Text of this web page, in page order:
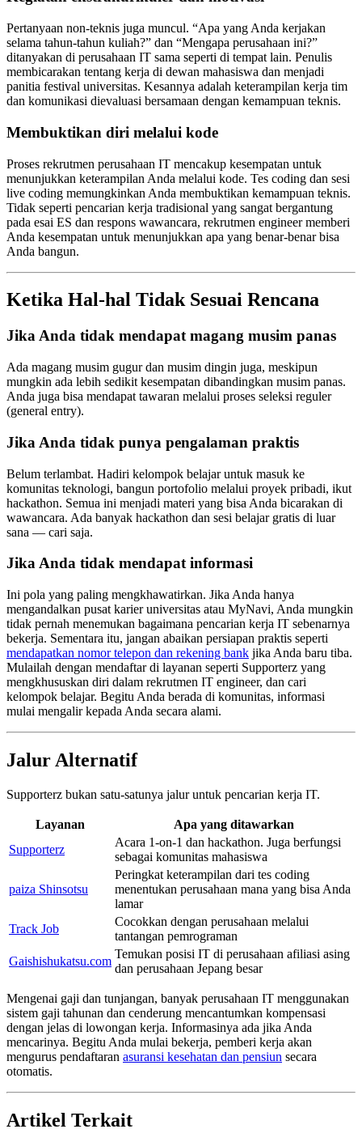
Pertanyaan non-teknis juga muncul. “Apa yang Anda kerjakan
selama tahun-tahun kuliah?” dan “Mengapa perusahaan ini?”
ditanyakan di perusahaan IT sama seperti di tempat lain. Penulis
membicarakan tentang kerja di dewan mahasiswa dan menjadi
panitia festival universitas. Kesannya adalah keterampilan kerja tim
dan komunikasi dievaluasi bersamaan dengan kemampuan teknis.
Membuktikan diri melalui kode
Proses rekrutmen perusahaan IT mencakup kesempatan untuk
menunjukkan keterampilan Anda melalui kode. Tes coding dan sesi
live coding memungkinkan Anda membuktikan kemampuan teknis.
Tidak seperti pencarian kerja tradisional yang sangat bergantung
pada esai ES dan respons wawancara, rekrutmen engineer memberi
Anda kesempatan untuk menunjukkan apa yang benar-benar bisa
Anda bangun.
Ketika Hal-hal Tidak Sesuai Rencana
Jika Anda tidak mendapat magang musim panas
Ada magang musim gugur dan musim dingin juga, meskipun
mungkin ada lebih sedikit kesempatan dibandingkan musim panas.
Anda juga bisa mendapat tawaran melalui proses seleksi reguler
(general entry).
Jika Anda tidak punya pengalaman praktis
Belum terlambat. Hadiri kelompok belajar untuk masuk ke
komunitas teknologi, bangun portofolio melalui proyek pribadi, ikut
hackathon. Semua ini menjadi materi yang bisa Anda bicarakan di
wawancara. Ada banyak hackathon dan sesi belajar gratis di luar
sana — cari saja.
Jika Anda tidak mendapat informasi
Ini pola yang paling mengkhawatirkan. Jika Anda hanya
mengandalkan pusat karier universitas atau MyNavi, Anda mungkin
tidak pernah menemukan bagaimana pencarian kerja IT sebenarnya
bekerja. Sementara itu, jangan abaikan persiapan praktis seperti
mendapatkan nomor telepon dan rekening bank jika Anda baru tiba.
Mulailah dengan mendaftar di layanan seperti Supporterz yang
mengkhususkan diri dalam rekrutmen IT engineer, dan cari
kelompok belajar. Begitu Anda berada di komunitas, informasi
mulai mengalir kepada Anda secara alami.
Jalur Alternatif
Supporterz bukan satu-satunya jalur untuk pencarian kerja IT.
Layanan
Apa yang ditawarkan
Supporterz
Acara 1-on-1 dan hackathon. Juga berfungsi
sebagai komunitas mahasiswa
paiza Shinsotsu
Peringkat keterampilan dari tes coding
menentukan perusahaan mana yang bisa Anda
lamar
Track Job
Cocokkan dengan perusahaan melalui
tantangan pemrograman
Gaishishukatsu.com
Temukan posisi IT di perusahaan afiliasi asing
dan perusahaan Jepang besar
Mengenai gaji dan tunjangan, banyak perusahaan IT menggunakan
sistem gaji tahunan dan cenderung mencantumkan kompensasi
dengan jelas di lowongan kerja. Informasinya ada jika Anda
mencarinya. Begitu Anda mulai bekerja, pemberi kerja akan
mengurus pendaftaran asuransi kesehatan dan pensiun secara
otomatis.
Artikel Terkait